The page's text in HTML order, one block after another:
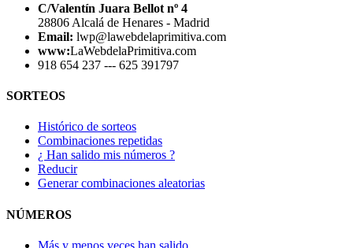
C/Valentín Juara Bellot nº 4
28806 Alcalá de Henares - Madrid
Email: lwp@lawebdelaprimitiva.com
www:LaWebdelaPrimitiva.com
918 654 237 --- 625 391797
SORTEOS
Histórico de sorteos
Combinaciones repetidas
¿ Han salido mis números ?
Reducir
Generar combinaciones aleatorias
NÚMEROS
Más y menos veces han salido